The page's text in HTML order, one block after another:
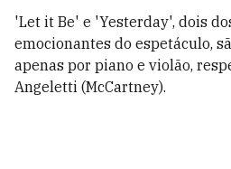
'Let it Be' e 'Yesterday', dois
emocionantes do espetáculo,
apenas por piano e violão,
Angeletti (McCartney).